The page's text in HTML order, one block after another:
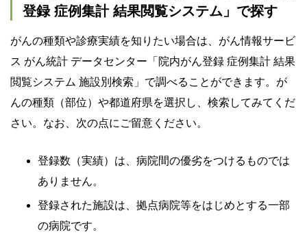
登録 症例集計 結果閲覧システム」で探す
がんの種類や診療実績を知りたい場合は、がん情報サービ
ス がん統計 データセンター「院内がん登録 症例集計 結果
閲覧システム 施設別検索」で調べることができます。が
んの種類（部位）や都道府県を選択し、検索してみてくだ
さい。なお、次の点にご留意ください。
登録数（実績）は、病院間の優劣をつけるものでは
ありません。
登録された施設は、拠点病院等をはじめとする一部
の病院です。